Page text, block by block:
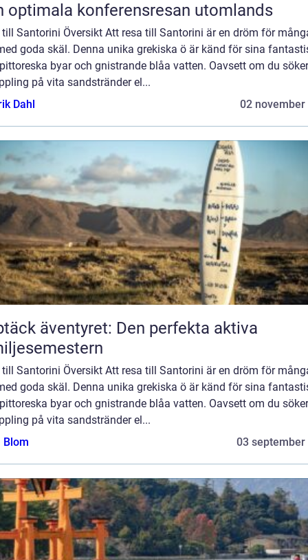
optimala konferensresan utomlands
till Santorini Översikt Att resa till Santorini är en dröm för
goda skäl. Denna unika grekiska ö är känd för sina
byar och gnistrande blåa vatten. Oavsett om du söker
på vita sandstränder el...
Dahl
02 november
äventyret: Den perfekta aktiva
till Santorini Översikt Att resa till Santorini är en dröm för
goda skäl. Denna unika grekiska ö är känd för sina
byar och gnistrande blåa vatten. Oavsett om du söker
på vita sandstränder el...
Blom
03 september